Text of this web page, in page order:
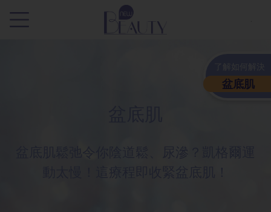
盆底肌